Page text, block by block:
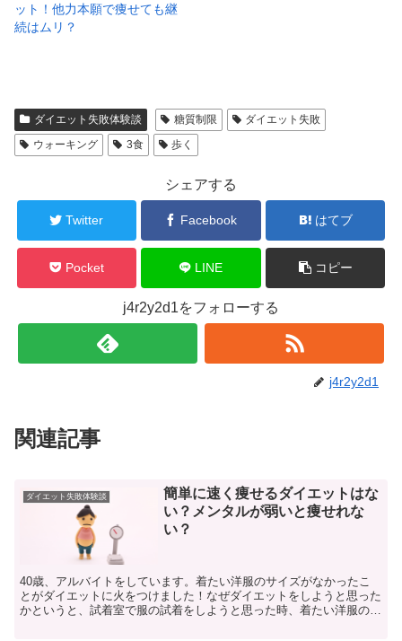
ット！他力本願で痩せても継
続はムリ？
ダイエット失敗体験談 糖質制限
ダイエット失敗
ウォーキング
3食 歩く
シェアする
Twitter Facebook はてブ
Pocket LINE コピー
j4r2y2d1をフォローする
j4r2y2d1
関連記事
ダイエット失敗体験談
簡単に速く痩せるダイエットはな
い？メンタルが弱いと痩せれな
い？
40歳、アルバイトをしています。着たい洋服のサイズがなかったこ
とがダイエットに火をつけました！なぜダイエットをしようと思った
かというと、試着室で服の試着をしようと思った時、着たい洋服のサ